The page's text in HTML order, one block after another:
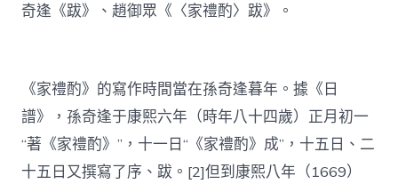
奇逢《跋》、趙御眾《〈家禮酌〉跋》。
《家禮酌》的寫作時間當在孫奇逢暮年。據《日
譜》，孫奇逢于康熙六年（時年八十四歲）正月初一
“著《家禮酌》”，十一日“《家禮酌》成”，十五日、二
十五日又撰寫了序、跋。[2]但到康熙八年（1669）